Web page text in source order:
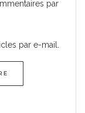
par
par e-mail.